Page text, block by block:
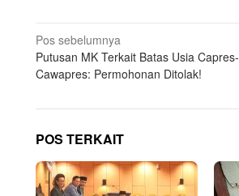
Navigasi
pos
Pos sebelumnya
Putusan MK Terkait Batas Usia Capres-
Cawapres: Permohonan Ditolak!
POS TERKAIT